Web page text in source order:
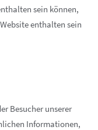
sein können,
enthalten sein
Besucher unserer
Informationen,